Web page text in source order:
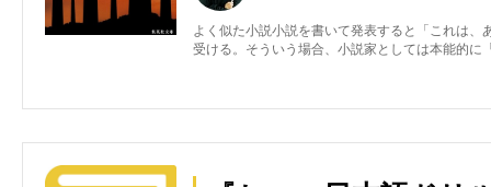
よく似た小説小説を書いて発表すると「これは
受ける。そういう場合、小説家としては本能的に